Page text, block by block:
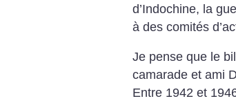
d’Indochine, la
à des comités
Je pense que le
camarade et ami
Entre 1942 et